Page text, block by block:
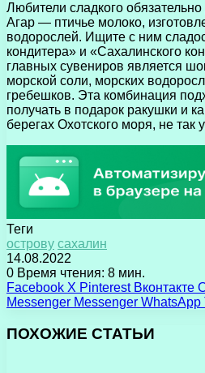
Любители сладкого
Агар — птичье молоко,
водорослей. Ищите с ним
кондитера» и «Сахалинского
главных сувениров является
морской соли, морских
гребешков. Эта комбинация
получать в подарок ракушки и
берегах Охотского моря, не так
Теги
острову сахалин
14.08.2022
0 Время чтения: 8 мин.
Facebook X Pinterest Вконтакте
Messenger Messenger WhatsApp
ПОХОЖИЕ СТАТЬИ